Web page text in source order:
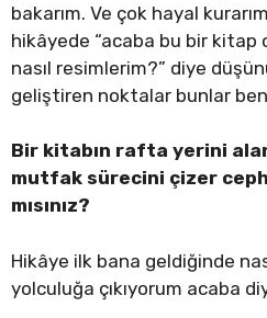
bakarım. Ve çok hayal
hikâyede “acaba bu bir kitap
nasıl resimlerim?” diye
geliştiren noktalar bunlar
Bir kitabın rafta yerini
mutfak sürecini çizer
mısınız?
Hikâye ilk bana geldiğinde
yolculuğa çıkıyorum acaba